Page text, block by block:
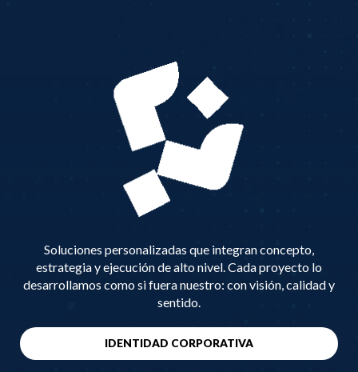
Soluciones personalizadas que integran concepto,
estrategia y ejecución de alto nivel. Cada proyecto lo
desarrollamos como si fuera nuestro: con visión, calidad y
sentido.
IDENTIDAD CORPORATIVA